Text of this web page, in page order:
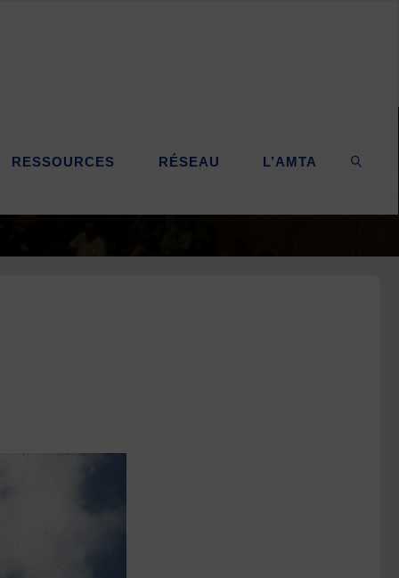
RESSOURCES RÉSEAU L’AMTA